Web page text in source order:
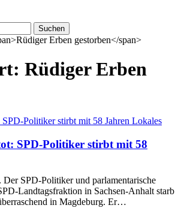
Suchen
Erben gestorben</span>
Rüdiger Erben
Lokales
SPD-Politiker stirbt mit 58
SPD-Politiker und parlamentarische
Landtagsfraktion in Sachsen-Anhalt starb
in Magdeburg. Er…